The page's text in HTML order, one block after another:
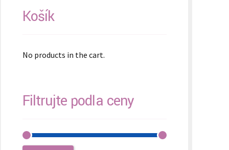
Košík
No products in the cart.
Filtrujte podľa ceny